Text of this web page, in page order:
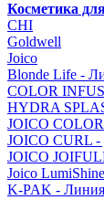
Косметика
CHI
Goldwell
Joico
Blonde Life -
COLOR
HYDRA
JOICO
JOICO CURL -
JOICO
Joico
K-PAK - Линия